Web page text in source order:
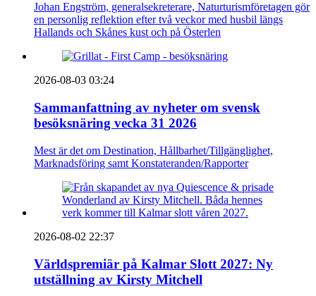
Johan Engström, generalsekreterare, Naturturismföretagen gör
en personlig reflektion efter två veckor med husbil längs
Hallands och Skånes kust och på Österlen
2026-08-03 03:24
Sammanfattning av nyheter om svensk
besöksnäring vecka 31 2026
Mest är det om Destination, Hållbarhet/Tillgänglighet,
Marknadsföring samt Konstateranden/Rapporter
2026-08-02 22:37
Världspremiär på Kalmar Slott 2027: Ny
utställning av Kirsty Mitchell